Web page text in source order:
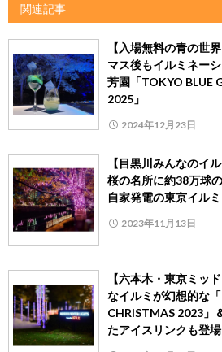
関連記事
【入場無料の青の世
マス後もイルミネー
芳園「TOKYO BLUE
2025」
2024年12月23日
【目黒川みんなのイ
桜の名所に約38万球
自家発電の東京イルミ
2023年11月13日
【六本木・東京ミッ
なイルミが幻想的な
CHRISTMAS 2023」
たアイスリンクも登場